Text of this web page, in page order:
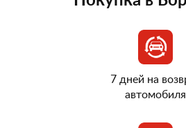
7 дней на
автомобиля